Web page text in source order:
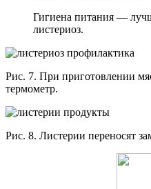
Гигиена питания —
листериоз.
Рис. 7. При приготовлении
термометр.
Рис. 8. Листерии переносят